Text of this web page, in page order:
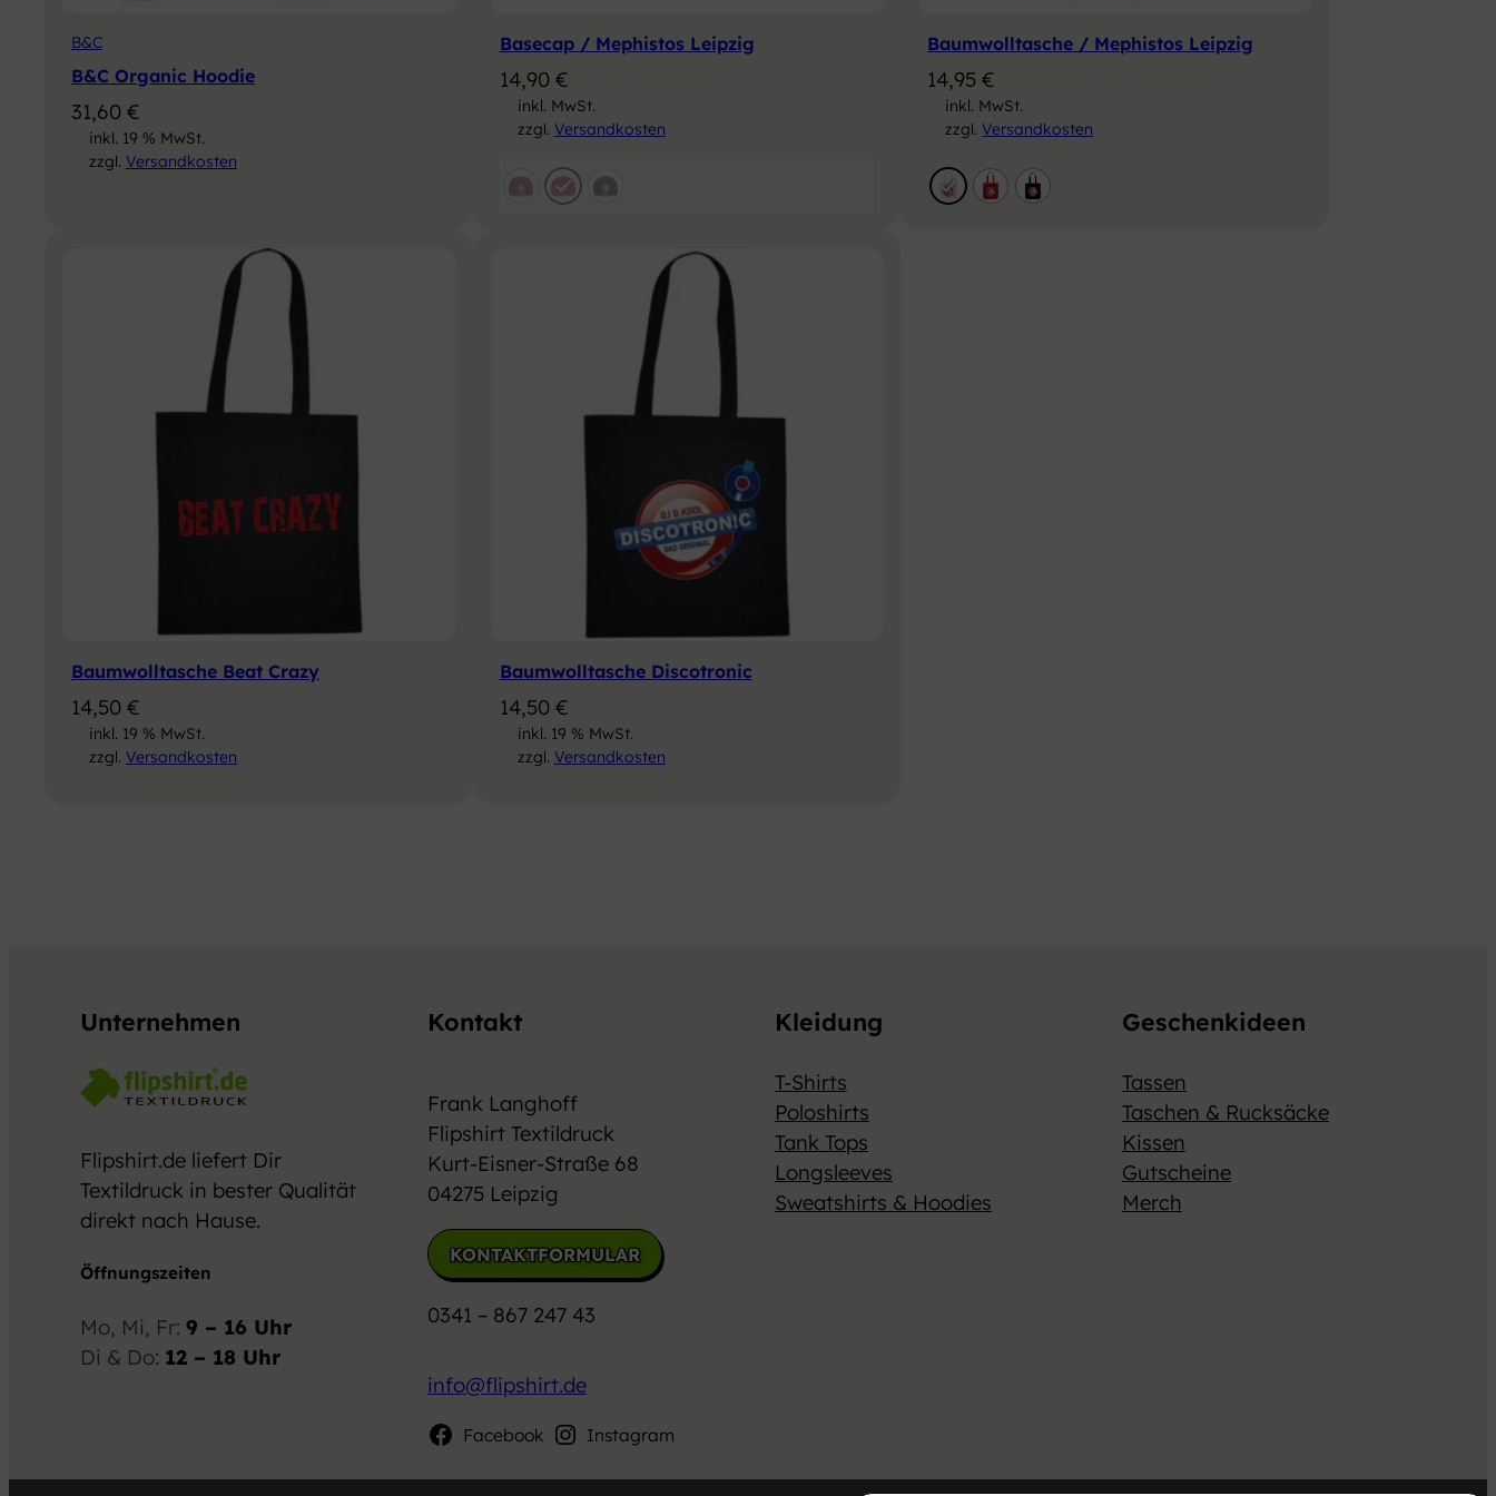
B&C
B&C Organic Hoodie
31,60 €
inkl. 19 % MwSt.
zzgl. Versandkosten
Basecap / Mephistos Leipzig
14,90 €
inkl. MwSt.
zzgl. Versandkosten
Baumwolltasche / Mephistos Leipzig
14,95€
inkl. MwSt.
zzgl.Versandkosten
Baumwolltasche Beat Crazy
14,50 €
inkl. 19 % MwSt.
zzgl. Versandkosten
Baumwolltasche Discotronic
14,50 €
inkl. 19 % MwSt.
zzgl. Versandkosten
Unternehmen
Flipshirt.de liefert Dir
Textildruck in bester Qualität
direkt nach Hause.
Öffnungszeiten
Mo, Mi, Fr: 9 – 16 Uhr
Di & Do: 12 – 18 Uhr
Kontakt
Frank Langhoff
Flipshirt Textildruck
Kurt-Eisner-Straße 68
04275 Leipzig
KONTAKTFORMULAR
0341 – 867 247 43
info@flipshirt.de
Facebook Instagram
Kleidung
T-Shirts
Poloshirts
Tank Tops
Longsleeves
Sweatshirts & Hoodies
Geschenkideen
Tassen
Taschen & Rucksäcke
Kissen
Gutscheine
Merch